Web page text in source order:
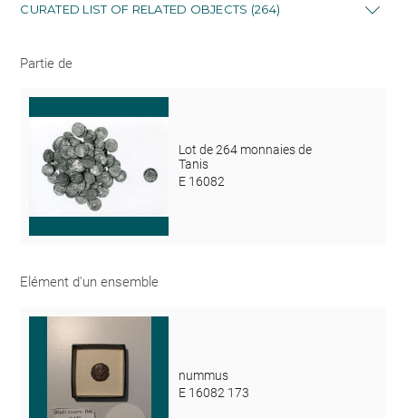
CURATED LIST OF RELATED OBJECTS (264)
Partie de
Lot de 264 monnaies de
Tanis
E 16082
Elément d'un ensemble
nummus
E 16082 173